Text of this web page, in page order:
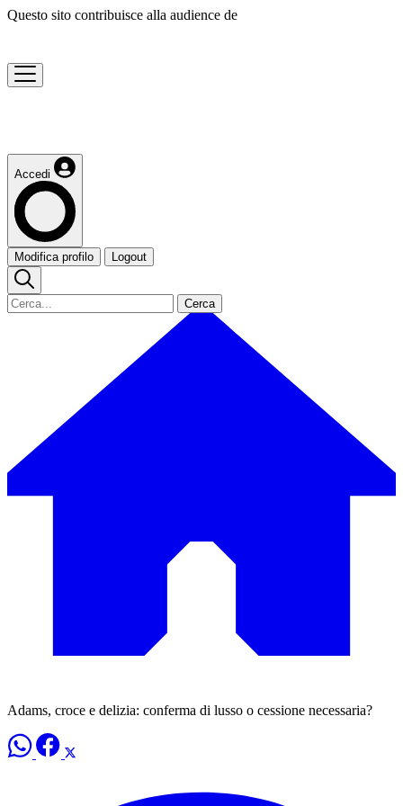
Questo sito contribuisce alla audience de
Accedi
Modifica profilo Logout
Cerca
Adams, croce e delizia: conferma di lusso o cessione necessaria?